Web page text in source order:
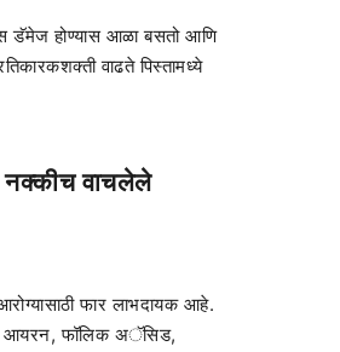
डॅमेज होण्यास आळा बसतो आणि
वाढते पिस्तामध्ये
नक्कीच वाचलेले
फार लाभदायक आहे.
आयरन, फॉलिक अॅसिड,